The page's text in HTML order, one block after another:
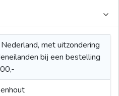
met uitzondering
bij een bestelling